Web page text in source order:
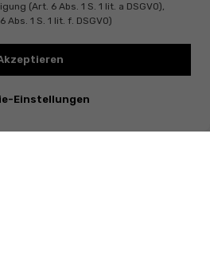
(Art. 6 Abs. 1 S. 1 lit. a DSGVO),
1 S. 1 lit. f. DSGVO)
Einstellungen